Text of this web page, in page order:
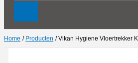
Home Producten Vikan Hygiene Vloertrekker